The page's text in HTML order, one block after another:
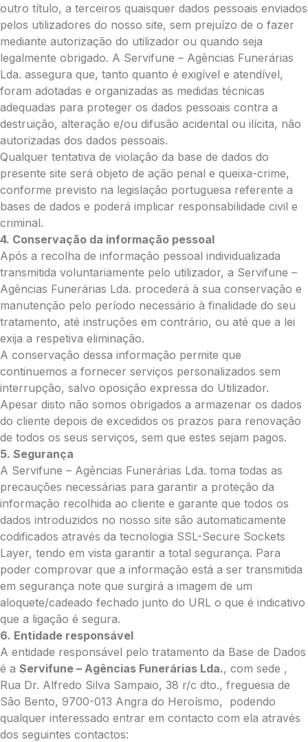
Pague mais tarde
O seu email*
Mensagem a constar no cartão
Pedidos/Informações adicionais
0.00
€
Enviar Flores (Paypal)
outro título, a terceiros quaisquer dados pessoais enviados
pelos utilizadores do nosso site, sem prejuízo de o fazer
mediante autorização do utilizador ou quando seja
legalmente obrigado. A Servifune – Agências Funerárias
Lda. assegura que, tanto quanto é exigível e atendível,
foram adotadas e organizadas as medidas técnicas
adequadas para proteger os dados pessoais contra a
destruição, alteração e/ou difusão acidental ou ilícita, não
autorizadas dos dados pessoais.
Qualquer tentativa de violação da base de dados do
presente site será objeto de ação penal e queixa-crime,
conforme previsto na legislação portuguesa referente a
bases de dados e poderá implicar responsabilidade civil e
criminal.
4. Conservação da informação pessoal
Após a recolha de informação pessoal individualizada
transmitida voluntariamente pelo utilizador, a Servifune –
Agências Funerárias Lda. procederá à sua conservação e
manutenção pelo período necessário à finalidade do seu
tratamento, até instruções em contrário, ou até que a lei
exija a respetiva eliminação.
A conservação dessa informação permite que
continuemos a fornecer serviços personalizados sem
interrupção, salvo oposição expressa do Utilizador.
Apesar disto não somos obrigados a armazenar os dados
do cliente depois de excedidos os prazos para renovação
de todos os seus serviços, sem que estes sejam pagos.
5. Segurança
A Servifune – Agências Funerárias Lda. toma todas as
precauções necessárias para garantir a proteção da
informação recolhida ao cliente e garante que todos os
dados introduzidos no nosso site são automaticamente
codificados através da tecnologia SSL-Secure Sockets
Layer, tendo em vista garantir a total segurança. Para
poder comprovar que a informação está a ser transmitida
em segurança note que surgirá a imagem de um
aloquete/cadeado fechado junto do URL o que é indicativo
que a ligação é segura.
6. Entidade responsável
A entidade responsável pelo tratamento da Base de Dados
é a Servifune – Agências Funerárias Lda., com sede ,
Rua Dr. Alfredo Silva Sampaio, 38 r/c dto., freguesia de
São Bento, 9700-013 Angra do Heroísmo, podendo
qualquer interessado entrar em contacto com ela através
dos seguintes contactos: